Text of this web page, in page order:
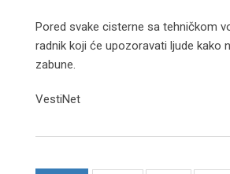
Pored svake cisterne sa tehničkom
radnik koji će upozoravati ljude kako
zabune.
VestiNet